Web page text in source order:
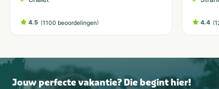
4.5 (1100 beoordelingen) 4.4 (
Jouw perfecte vakantie? Die begint hier!